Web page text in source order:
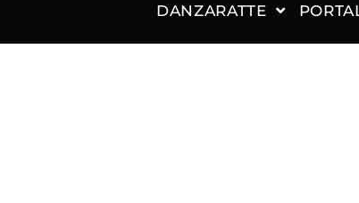
DANZARATTE